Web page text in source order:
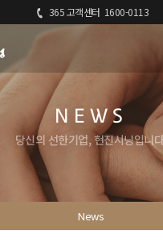
365 고객센터 1600-0113
NEWS
당신의 선한기업, 현진시닝입니
News